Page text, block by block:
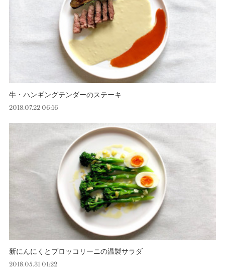
牛・ハンギングテンダーのステーキ
2018.07.22 06:16
新にんにくとブロッコリーニの温製サラダ
2018.05.31 01:22